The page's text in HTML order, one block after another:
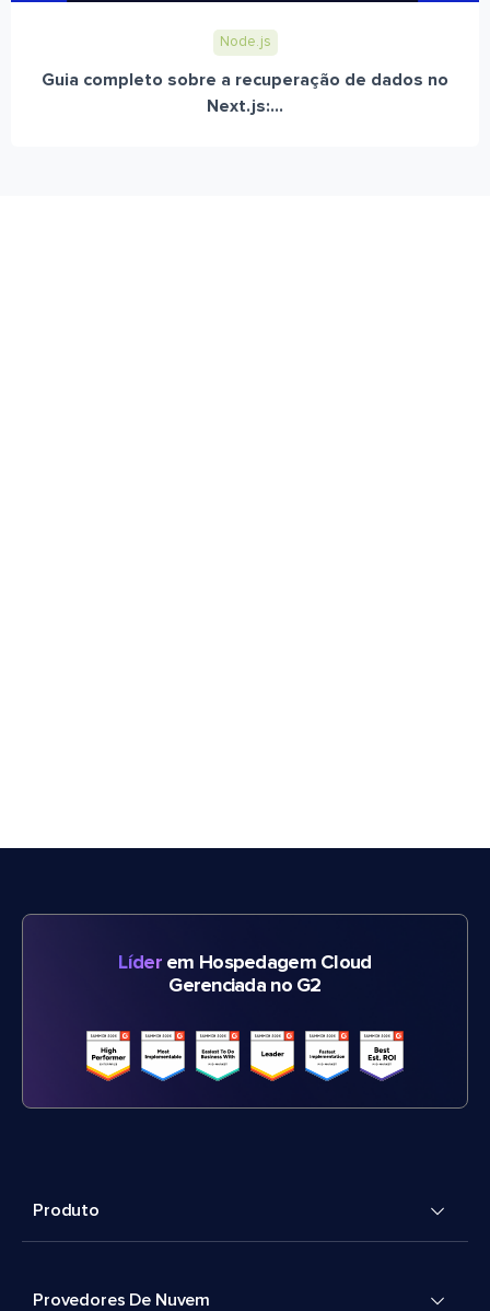
Node.js
Guia completo sobre a recuperação de dados no
Next.js:...
Líderem Hospedagem Cloud
Gerenciada no G2
Produto
Provedores De Nuvem